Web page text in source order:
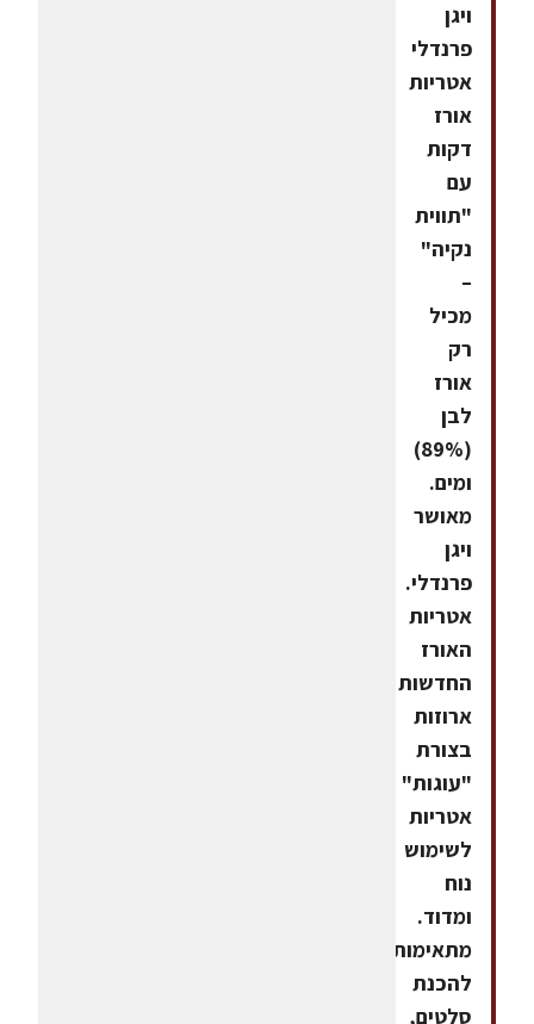
ויגן
פרנדלי
אטריות
אורז
דקות
עם
"תווית
נקיה"
–
מכיל
רק
אורז
לבן
(89%)
ומים.
מאושר
ויגן
פרנדלי.
אטריות
האורז
החדשות
ארוזות
בצורת
"עוגות"
אטריות
לשימוש
נוח
ומדוד.
מתאימות
להכנת
סלטים,